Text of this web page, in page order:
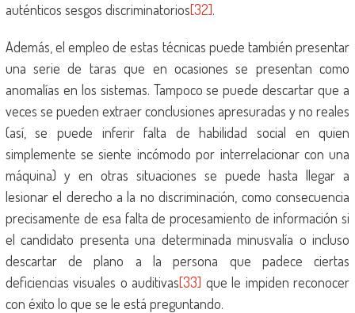
auténticos sesgos discriminatorios[32].
Además, el empleo de estas técnicas puede también presentar
una serie de taras que en ocasiones se presentan como
anomalías en los sistemas. Tampoco se puede descartar que a
veces se pueden extraer conclusiones apresuradas y no reales
(así, se puede inferir falta de habilidad social en quien
simplemente se siente incómodo por interrelacionar con una
máquina) y en otras situaciones se puede hasta llegar a
lesionar el derecho a la no discriminación, como consecuencia
precisamente de esa falta de procesamiento de información si
el candidato presenta una determinada minusvalía o incluso
descartar de plano a la persona que padece ciertas
deficiencias visuales o auditivas[33] que le impiden reconocer
con éxito lo que se le está preguntando.